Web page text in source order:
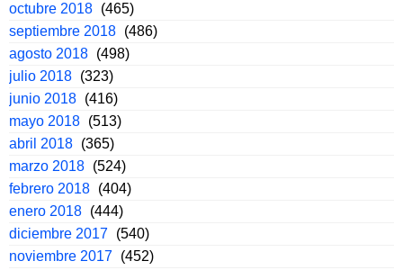
octubre 2018 (465)
septiembre 2018 (486)
agosto 2018 (498)
julio 2018 (323)
junio 2018 (416)
mayo 2018 (513)
abril 2018 (365)
marzo 2018 (524)
febrero 2018 (404)
enero 2018 (444)
diciembre 2017 (540)
noviembre 2017 (452)